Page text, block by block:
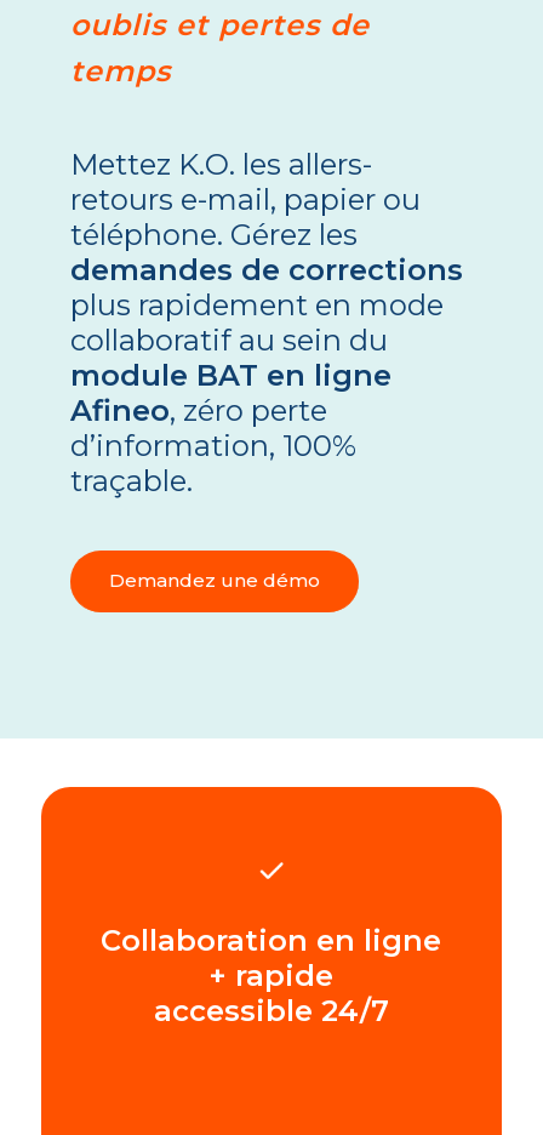
oublis et pertes de
temps
Mettez K.O. les allers-
retours e-mail, papier ou
téléphone. Gérez les
demandes de corrections
plus rapidement en mode
collaboratif au sein du
module BAT en ligne
Afineo, zéro perte
d’information, 100%
traçable.
Demandez une démo
Collaboration en ligne
+ rapide
accessible 24/7